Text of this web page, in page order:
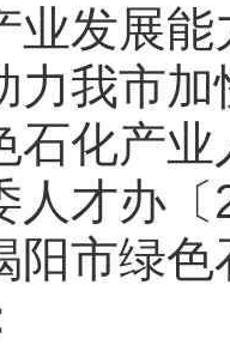
业发展
力我市
石化产
人才办
阳市绿